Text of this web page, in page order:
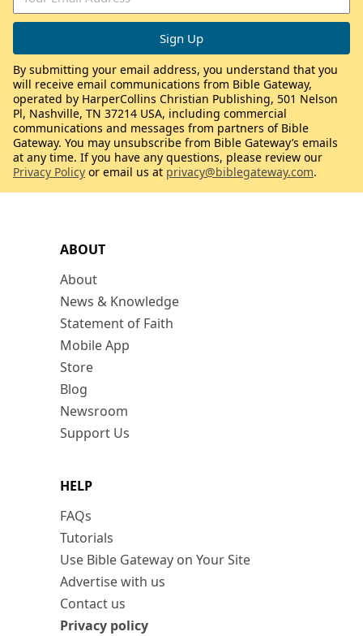
ABOUT
About
News & Knowledge
Statement of Faith
Mobile App
Store
Blog
Newsroom
Support Us
HELP
FAQs
Tutorials
Use Bible Gateway on Your Site
Advertise with us
Contact us
Privacy policy
By submitting your email address, you understand that you
will receive email communications from Bible Gateway,
operated by HarperCollins Christian Publishing, 501 Nelson
Pl, Nashville, TN 37214 USA, including commercial
communications and messages from partners of Bible
Gateway. You may unsubscribe from Bible Gateway’s emails
at any time. If you have any questions, please review our
Privacy Policy or email us at privacy@biblegateway.com.